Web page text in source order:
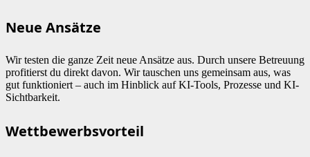
Neue Ansätze
Wir testen die ganze Zeit neue Ansätze aus. Durch unsere Betreuung
profitierst du direkt davon. Wir tauschen uns gemeinsam aus, was
gut funktioniert – auch im Hinblick auf KI-Tools, Prozesse und KI-
Sichtbarkeit.
Wettbewerbsvorteil